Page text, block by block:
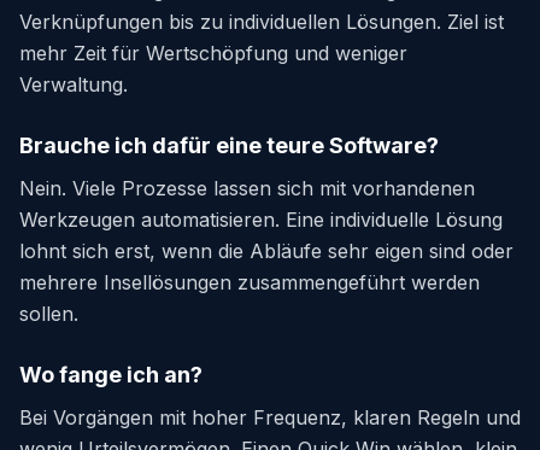
Verknüpfungen bis zu individuellen Lösungen. Ziel ist
mehr Zeit für Wertschöpfung und weniger
Verwaltung.
Brauche ich dafür eine teure Software?
Nein. Viele Prozesse lassen sich mit vorhandenen
Werkzeugen automatisieren. Eine individuelle Lösung
lohnt sich erst, wenn die Abläufe sehr eigen sind oder
mehrere Insellösungen zusammengeführt werden
sollen.
Wo fange ich an?
Bei Vorgängen mit hoher Frequenz, klaren Regeln und